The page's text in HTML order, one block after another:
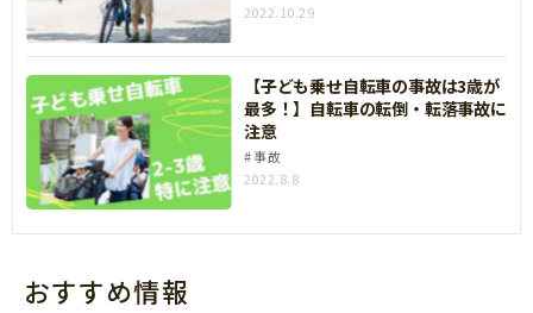
2022.10.29
【子ども乗せ自転車の事故は3歳が
最多！】自転車の転倒・転落事故に
注意
事故
2022.8.8
おすすめ情報